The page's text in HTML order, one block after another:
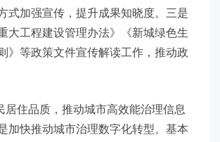
式加强宣传，提升成果知晓度。三是
大工程建设管理办法》《新城绿色生
》等政策文件宣传解读工作，推动政
住品质，推动城市高效能治理信息
加快推动城市治理数字化转型。基本